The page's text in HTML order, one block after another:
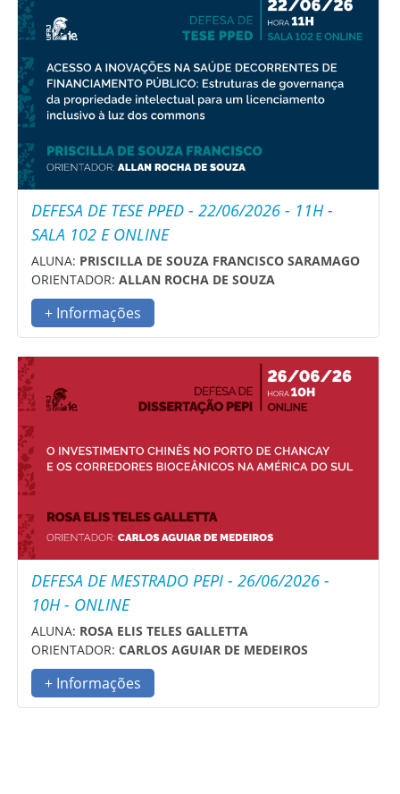
DEFESA DE TESE PPED - 22/06/2026 - 11H -
SALA 102 E ONLINE
ALUNA: PRISCILLA DE SOUZA FRANCISCO SARAMAGO
ORIENTADOR: ALLAN ROCHA DE SOUZA
+ Informações
DEFESA DE MESTRADO PEPI - 26/06/2026 -
10H - ONLINE
ALUNA: ROSA ELIS TELES GALLETTA
ORIENTADOR: CARLOS AGUIAR DE MEDEIROS
+ Informações